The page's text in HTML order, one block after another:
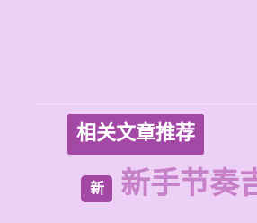
相关文章推荐
新 新手节奏